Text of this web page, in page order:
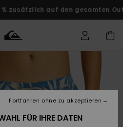
auf den gesamten
Shop
Shop
Shop
FÜR IHRE DATEN
Fortfahren ohne zu akzeptieren